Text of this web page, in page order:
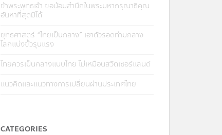
ข้าพระพุทธเจ้า ขอน้อมสำนึกในพระมหากรุณาธิคุณ
อันหาที่สุดมิได้
ยุทธศาสตร์ “ไทยเป็นกลาง” เอาตัวรอดท่ามกลาง
โลกแบ่งขั้วรุนแรง
ไทยควรเป็นกลางแบบไทย ไม่เหมือนสวิตเซอร์แลนด์
แนวคิดและแนวทางการเปลี่ยนผ่านประเทศไทย
CATEGORIES